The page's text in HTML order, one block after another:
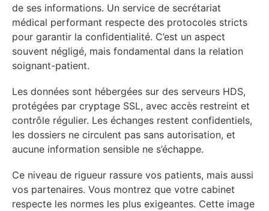
de ses informations. Un service de secrétariat
médical performant respecte des protocoles stricts
pour garantir la confidentialité. C’est un aspect
souvent négligé, mais fondamental dans la relation
soignant-patient.
Les données sont hébergées sur des serveurs HDS,
protégées par cryptage SSL, avec accès restreint et
contrôle régulier. Les échanges restent confidentiels,
les dossiers ne circulent pas sans autorisation, et
aucune information sensible ne s’échappe.
Ce niveau de rigueur rassure vos patients, mais aussi
vos partenaires. Vous montrez que votre cabinet
respecte les normes les plus exigeantes. Cette image